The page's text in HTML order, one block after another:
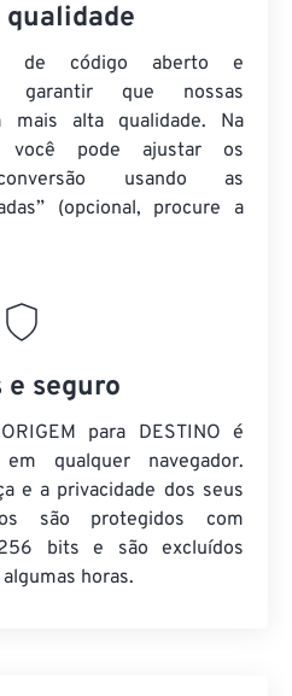
de código aberto e
garantir que nossas
mais alta qualidade. Na
você pode ajustar os
usando as
(opcional, procure a
e seguro
para DESTINO é
qualquer navegador.
e a privacidade dos seus
são protegidos com
bits e são excluídos
horas.